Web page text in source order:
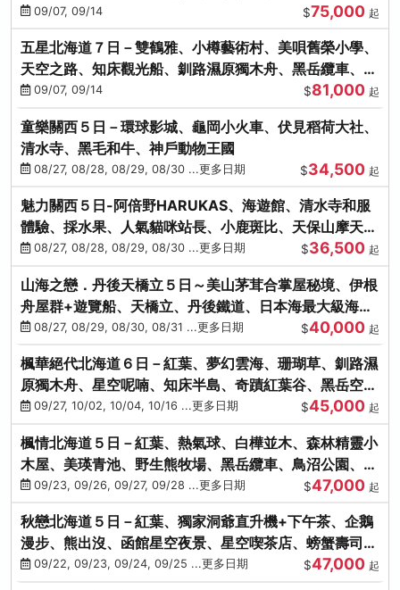
爺花火、螃蟹懷石料理
09/07, 09/14 $75,000 起
五星北海道７日－雙鶴雅、小樽藝術村、美唄舊榮小學、
天空之路、知床觀光船、釧路濕原獨木舟、黑岳纜車、流
冰硝子館DIY玻璃杯
09/07, 09/14 $81,000 起
童樂關西５日－環球影城、龜岡小火車、伏見稻荷大社、
清水寺、黑毛和牛、神戶動物王國
08/27, 08/28, 08/29, 08/30 ...更多日期 $34,500 起
魅力關西５日-阿倍野HARUKAS、海遊館、清水寺和服
體驗、採水果、人氣貓咪站長、小鹿斑比、天保山摩天
輪、水上巴士
08/27, 08/28, 08/29, 08/30 ...更多日期 $36,500 起
山海之戀．丹後天橋立５日～美山茅茸合掌屋秘境、伊根
舟屋群+遊覽船、天橋立、丹後鐵道、日本海最大級海鮮
市場08/27, 08/29, 08/30, 08/31 ...更多日期 $40,000 起
楓華絕代北海道６日－紅葉、夢幻雲海、珊瑚草、釧路濕
原獨木舟、星空呢喃、知床半島、奇蹟紅葉谷、黑岳空中
纜車、旭山動物園
09/27, 10/02, 10/04, 10/16 ...更多日期 $45,000 起
楓情北海道５日－紅葉、熱氣球、白樺並木、森林精靈小
木屋、美瑛青池、野生熊牧場、黑岳纜車、鳥沼公園、紅
葉奇蹟谷、螃蟹吃到飽
09/23, 09/26, 09/27, 09/28 ...更多日期 $47,000 起
秋戀北海道５日－紅葉、獨家洞爺直升機+下午茶、企鵝
漫步、熊出沒、函館星空夜景、星空喫茶店、螃蟹壽司、
海膽、三大螃蟹放題
09/22, 09/23, 09/24, 09/25 ...更多日期 $47,000 起